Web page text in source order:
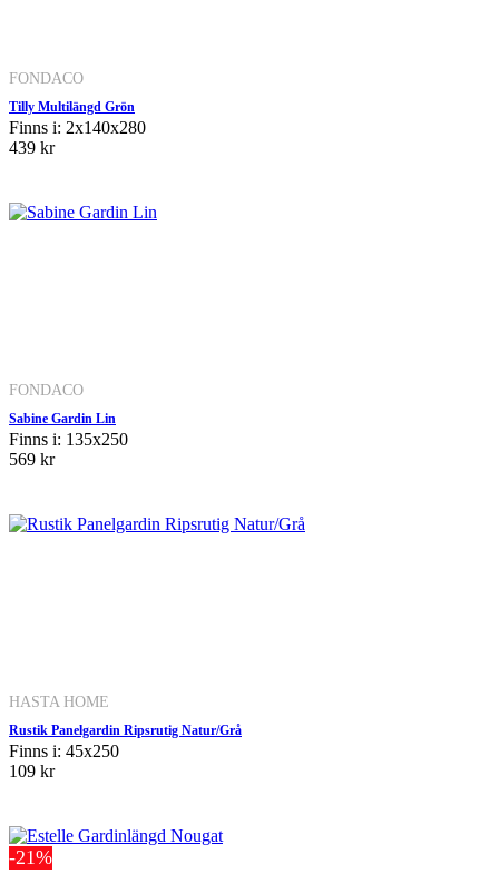
FONDACO
Tilly Multilängd Grön
Finns i: 2x140x280
439 kr
FONDACO
Sabine Gardin Lin
Finns i: 135x250
569 kr
HASTA HOME
Rustik Panelgardin Ripsrutig Natur/Grå
Finns i: 45x250
109 kr
-21%